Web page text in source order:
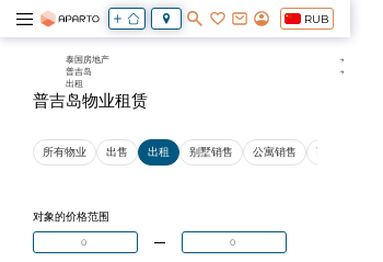
RUB
泰国房地产
普吉岛
出租
普吉岛物业租赁
所有物业 出售 出租 别墅销售 公寓销售 商业地产销售
对象的价格范围